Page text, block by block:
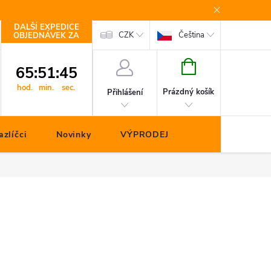
Kontakty CZK Čeština
DALŠÍ EXPEDICE
OBJEDNÁVEK ZA
65
hod.
:51
min.
:44
sec. Přihlášení
NÁKUPNÍ
Prázdný košík
Novinky VÝPRODEJ